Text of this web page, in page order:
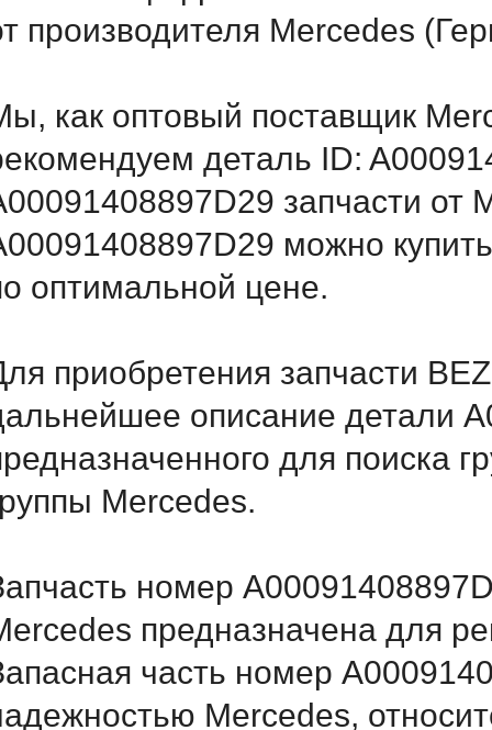
производителя Mercedes
как оптовый поставщик
деталь ID:
запчасти от
можно
оптимальной цене.
приобретения запчасти
описание детали
для поиска
Mercedes.
номер
предназначена для
часть номер
Mercedes,